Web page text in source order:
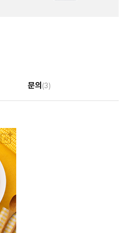
문의 (3)